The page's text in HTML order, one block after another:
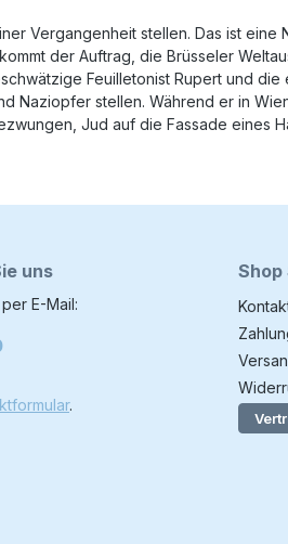
Vergangenheit stellen. Das ist
der Auftrag, die Brüsseler
Feuilletonist Rupert und
Naziopfer stellen. Während er in
Jud auf die Fassade eines
uns
E-Mail:
.